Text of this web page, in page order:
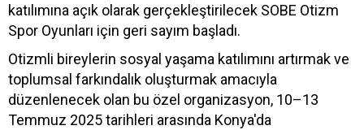
katılımına açık olarak gerçekleştirilecek SOBE Otizm
Spor Oyunları için geri sayım başladı.
Otizmli bireylerin sosyal yaşama katılımını artırmak ve
toplumsal farkındalık oluşturmak amacıyla
düzenlenecek olan bu özel organizasyon, 10–13
Temmuz 2025 tarihleri arasında Konya'da